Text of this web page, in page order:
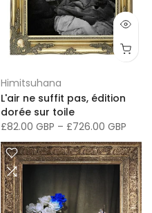
Himitsuhana
L'air ne suffit pas, édition
dorée sur toile
£82.00 GBP – £726.00 GBP